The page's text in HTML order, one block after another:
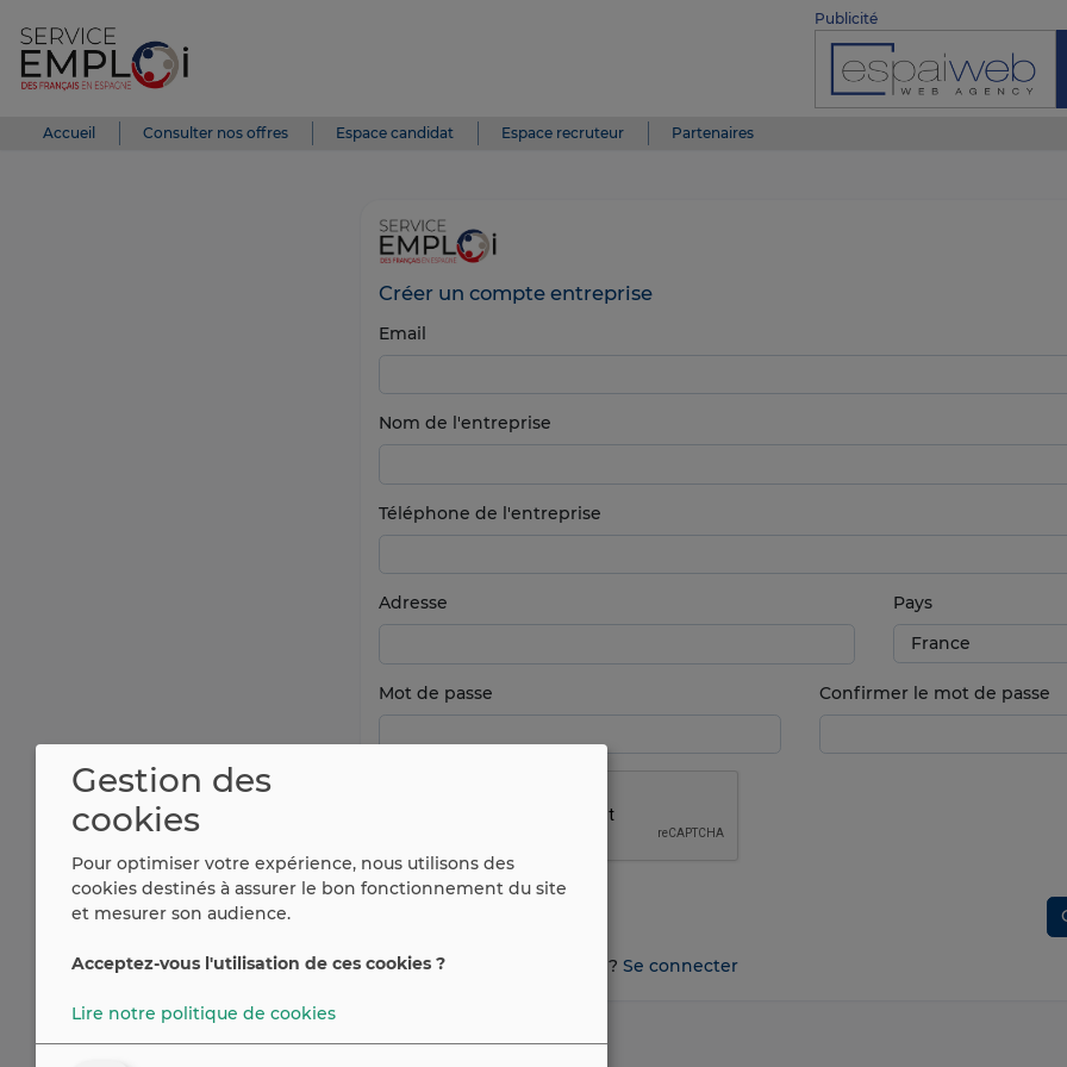
Publicité
Accueil Consulter nos offres Espace candidat Espace recruteur Partenaires
Créer un compte entreprise
Email
Nom de l'entreprise
Téléphone de l'entreprise
Adresse Pays
Mot de passe Confirmer le mot de passe
Vous avez déjà un compte ? Se connecter
Gestion des
cookies
Pour optimiser votre expérience, nous utilisons des
cookies destinés à assurer le bon fonctionnement du site
et mesurer son audience.
Acceptez-vous l'utilisation de ces cookies ?
Lire notre politique de cookies